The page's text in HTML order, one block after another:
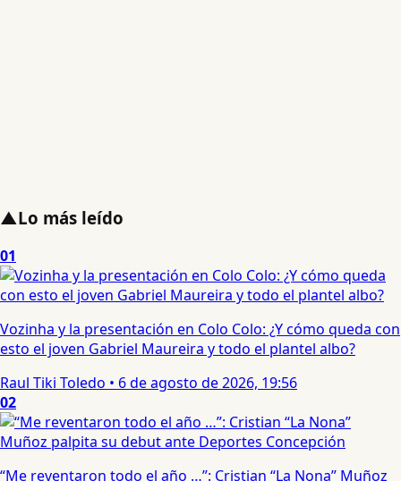
▲Lo más leído
01
Vozinha y la presentación en Colo Colo: ¿Y cómo queda con
esto el joven Gabriel Maureira y todo el plantel albo?
Raul Tiki Toledo • 6 de agosto de 2026, 19:56
02
“Me reventaron todo el año …”: Cristian “La Nona” Muñoz